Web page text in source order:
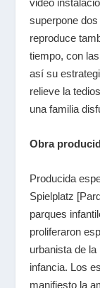
video
superpone
reproduce
tiempo, con
así su
relieve la
una familia
Obra
Producida
Spielplatz
parques
proliferaron
urbanista de
infancia. Los
manifiesto la